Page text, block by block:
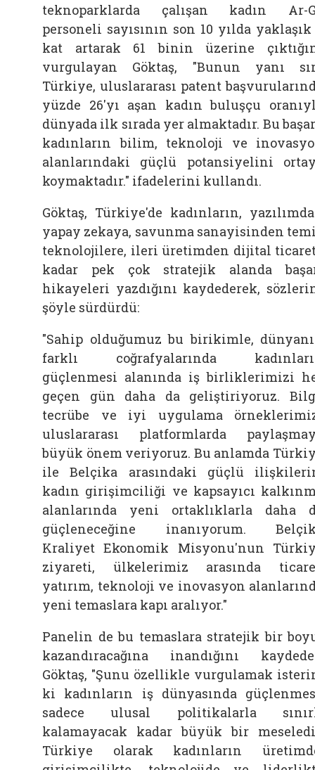
teknoparklarda çalışan kadın Ar-
personeli sayısının son 10 yılda yaklaşık
kat artarak 61 binin üzerine
vurgulayan Göktaş, "Bunun yanı
Türkiye, uluslararası patent
yüzde 26'yı aşan kadın buluşçu
dünyada ilk sırada yer almaktadır. Bu
kadınların bilim, teknoloji ve
alanlarındaki güçlü potansiyelini
koymaktadır." ifadelerini kullandı.
Göktaş, Türkiye'de kadınların,
yapay zekaya, savunma sanayisinden
teknolojilere, ileri üretimden dijital
kadar pek çok stratejik alanda
hikayeleri yazdığını kaydederek,
şöyle sürdürdü:
"Sahip olduğumuz bu birikimle,
farklı coğrafyalarında
güçlenmesi alanında iş birliklerimizi
geçen gün daha da geliştiriyoruz.
tecrübe ve iyi uygulama
uluslararası platformlarda
büyük önem veriyoruz. Bu anlamda
ile Belçika arasındaki güçlü
kadın girişimciliği ve kapsayıcı
alanlarında yeni ortaklıklarla daha
güçleneceğine inanıyorum.
Kraliyet Ekonomik Misyonu'nun
ziyareti, ülkelerimiz arasında
yatırım, teknoloji ve inovasyon
yeni temaslara kapı aralıyor."
Panelin de bu temaslara stratejik bir
kazandıracağına inandığını
Göktaş, "Şunu özellikle vurgulamak
ki kadınların iş dünyasında
sadece ulusal politikalarla
kalamayacak kadar büyük bir
Türkiye olarak kadınların